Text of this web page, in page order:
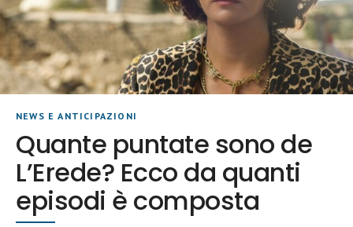
NEWS E ANTICIPAZIONI
Quante puntate sono de
L’Erede? Ecco da quanti
episodi è composta